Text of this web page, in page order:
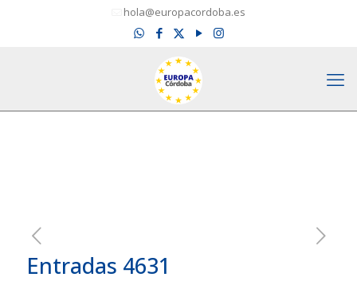
hola@europacordoba.es
Entradas 4631